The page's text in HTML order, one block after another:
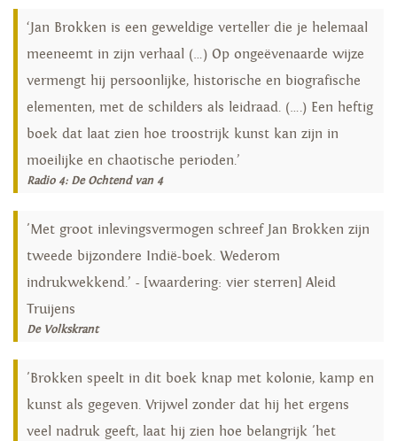
‘Jan Brokken is een geweldige verteller die je helemaal
meeneemt in zijn verhaal (…) Op ongeëvenaarde wijze
vermengt hij persoonlijke, historische en biografische
elementen, met de schilders als leidraad. (….) Een heftig
boek dat laat zien hoe troostrijk kunst kan zijn in
moeilijke en chaotische perioden.’
Radio 4: De Ochtend van 4
'Met groot inlevingsvermogen schreef Jan Brokken zijn
tweede bijzondere Indië-boek. Wederom
indrukwekkend.’ - [waardering: vier sterren] Aleid
Truijens
De Volkskrant
'Brokken speelt in dit boek knap met kolonie, kamp en
kunst als gegeven. Vrijwel zonder dat hij het ergens
veel nadruk geeft, laat hij zien hoe belangrijk 'het